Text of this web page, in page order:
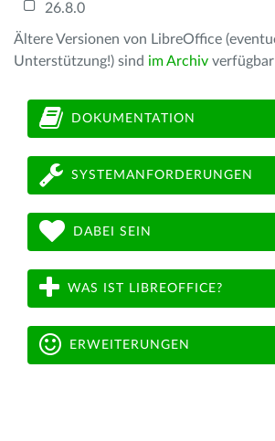
26.8.0
Ältere Versionen von LibreOffice
Unterstützung!) sind im Archiv verfügbar
DOKUMENTATION
SYSTEMANFORDERUNGEN
DABEI SEIN
WAS IST LIBREOFFICE?
ERWEITERUNGEN